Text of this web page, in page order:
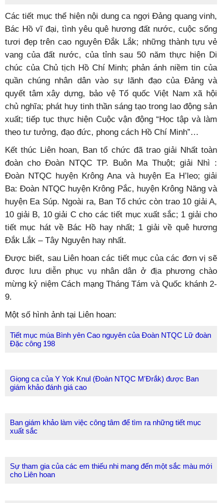
Các tiết mục thể hiện nội dung ca ngợi Đảng quang vinh,
Bác Hồ vĩ đại, tình yêu quê hương đất nước, cuộc sống
tươi đẹp trên cao nguyên Đắk Lắk; những thành tựu vẻ
vang của đất nước, của tỉnh sau 50 năm thực hiện Di
chúc của Chủ tịch Hồ Chí Minh; phản ánh niềm tin của
quần chúng nhân dân vào sự lãnh đạo của Đảng và
quyết tâm xây dựng, bảo vệ Tổ quốc Việt Nam xã hội
chủ nghĩa; phát huy tinh thần sáng tạo trong lao động sản
xuất; tiếp tục thực hiện Cuộc vận động “Học tập và làm
theo tư tưởng, đạo đức, phong cách Hồ Chí Minh”…
Kết thúc Liên hoan, Ban tổ chức đã trao giải Nhất toàn
đoàn cho Đoàn NTQC TP. Buôn Ma Thuột; giải Nhì :
Đoàn NTQC huyện Krông Ana và huyện Ea H’leo; giải
Ba: Đoàn NTQC huyện Krông Pắc, huyện Krông Năng và
huyện Ea Súp. Ngoài ra, Ban Tổ chức còn trao 10 giải A,
10 giải B, 10 giải C cho các tiết mục xuất sắc; 1 giải cho
tiết mục hát về Bác Hồ hay nhất; 1 giải về quê hương
Đắk Lắk – Tây Nguyên hay nhất.
Được biết, sau Liên hoan các tiết mục của các đơn vị sẽ
được lưu diễn phục vụ nhân dân ở địa phương chào
mừng kỷ niệm Cách mạng Tháng Tám và Quốc khánh 2-
9.
Một số hình ảnh tại Liên hoan:
Tiết mục múa Bình yên Cao nguyên của Đoàn NTQC Lữ đoàn
Đặc công 198
Giọng ca của Y Yok Knul (Đoàn NTQC M'Đrắk) được Ban
giám khảo đánh giá cao
Ban giám khảo làm việc công tâm để tìm ra những tiết mục
xuất sắc
Sự tham gia của các em thiếu nhi mang đến một sắc màu mới
cho Liên hoan